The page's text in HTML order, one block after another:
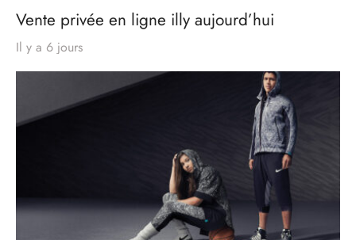
Vente privée en ligne illy aujourd’hui
Il y a 6 jours